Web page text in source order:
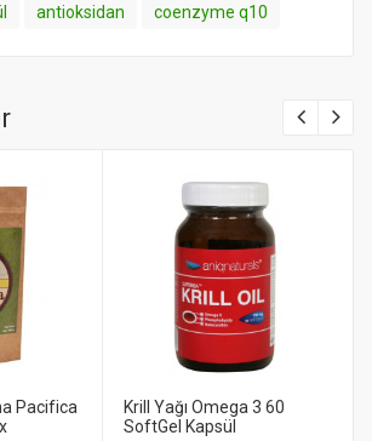
antioksidan coenzyme q10
Pacifica
Krill Yağı Omega 3 60
SoftGel Kapsül